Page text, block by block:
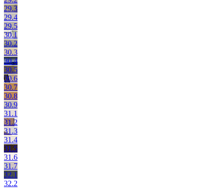
29.3
29.4
29.5
30.1
30.2
30.3
30.4
30.5
30.6
30.7
30.8
30.9
31.1
31.2
31.3
31.4
31.5
31.6
31.7
32.1
32.2